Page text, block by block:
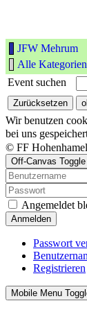
JFW Mehrum
Alle
Event suchen
Wir benutzen
bei uns
© FF
Off-Canvas Toggle
Angemeldet
Anmelden
Passwort
Registrieren
Mobile Menu